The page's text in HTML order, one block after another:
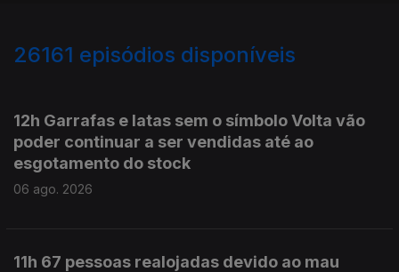
26161 episódios disponíveis
12h Garrafas e latas sem o símbolo Volta vão
poder continuar a ser vendidas até ao
esgotamento do stock
06 ago. 2026
11h 67 pessoas realojadas devido ao mau